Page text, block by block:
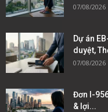
07/08/2026
Dự án
duyệt,
07/08/2026
Đơn I-
& lợi...